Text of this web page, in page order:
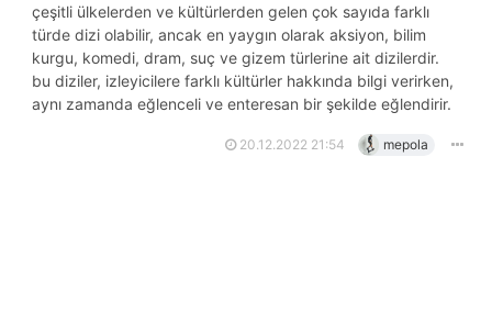
çeşitli ülkelerden ve kültürlerden gelen çok sayıda farklı
türde dizi olabilir, ancak en yaygın olarak aksiyon, bilim
kurgu, komedi, dram, suç ve gizem türlerine ait dizilerdir.
bu diziler, izleyicilere farklı kültürler hakkında bilgi verirken,
aynı zamanda eğlenceli ve enteresan bir şekilde eğlendirir.
20.12.2022 21:54 mepola